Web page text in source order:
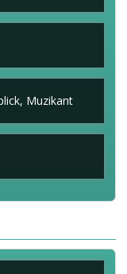
Muzikant